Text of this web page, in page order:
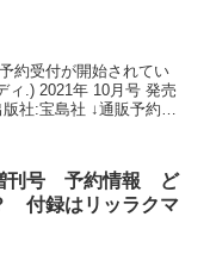
約受付が開始されてい
ィ.) 2021年 10月号 発売
社:宝島社 ↓通販予約は
刊号 予約情報 ど
付録はリッラクマ